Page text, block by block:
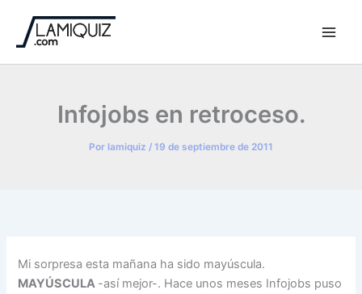
contenido
Infojobs en retroceso.
Por lamiquiz / 19 de septiembre de 2011
Mi sorpresa esta mañana ha sido mayúscula.
MAYÚSCULA -así mejor-. Hace unos meses Infojobs puso